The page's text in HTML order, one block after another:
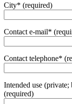
City* (required)
Contact e-mail*
Contact telephone*
Intended use (private;
(required)